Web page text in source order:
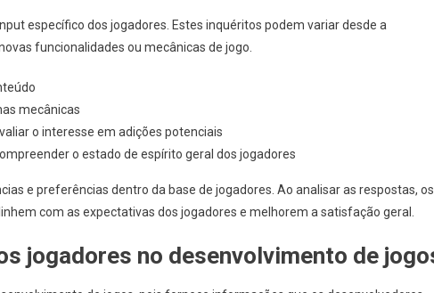
específico dos jogadores. Estes inquéritos podem variar desde a
funcionalidades ou mecânicas de jogo.
mecânicas
o interesse em adições potenciais
o estado de espírito geral dos jogadores
e preferências dentro da base de jogadores. Ao analisar as respostas, os
com as expectativas dos jogadores e melhorem a satisfação geral.
jogadores no desenvolvimento de